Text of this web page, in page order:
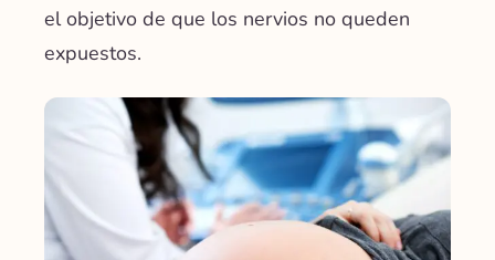
el objetivo de que los nervios no queden
expuestos.